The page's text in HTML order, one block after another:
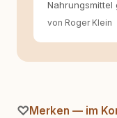
Nahrungsmittel
von Roger Klein
Merken — im